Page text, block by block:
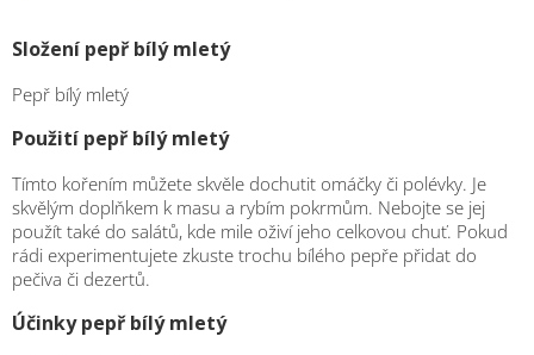
Složení pepř bílý mletý
Pepř bílý mletý
Použití pepř bílý mletý
Tímto kořením můžete skvěle dochutit omáčky či polévky. Je
skvělým doplňkem k masu a rybím pokrmům. Nebojte se jej
použít také do salátů, kde mile oživí jeho celkovou chuť. Pokud
rádi experimentujete zkuste trochu bílého pepře přidat do
pečiva či dezertů.
Účinky pepř bílý mletý